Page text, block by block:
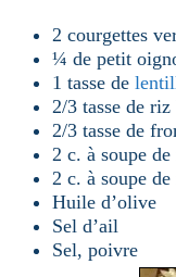
2 courgettes
¼ de petit
1 tasse de
2/3 tasse de riz
2/3 tasse de
2 c. à soupe
2 c. à soupe
Huile d’olive
Sel d’ail
Sel, poivre